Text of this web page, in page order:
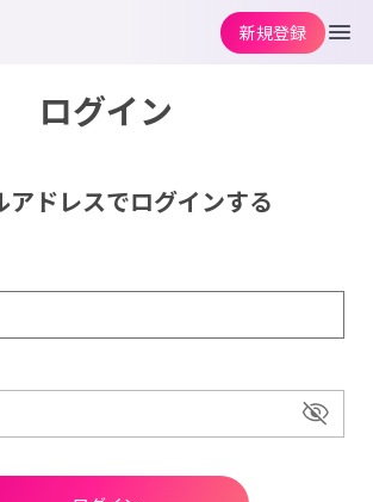
ログイン
アドレスでログインする
新規登録